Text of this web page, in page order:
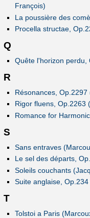
François)
La poussière des
Procella structae,
Q
Quête l'horizon perdu,
R
Résonances,
Rigor fluens, Op.2263
Romance for
S
Sans entraves
Le sel des départs,
Soleils couchants
Suite anglaise,
T
Tolstoi a Paris